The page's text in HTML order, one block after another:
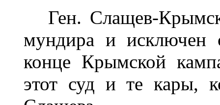
Ген. Слащев-
мундира и
конце Крымской
этот суд и те кары,